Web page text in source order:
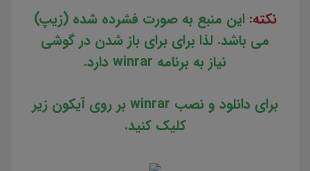
نکته: این منبع به صورت فشرده شده (زیپ)
می باشد. لذا برای برای باز شدن در گوشی
نیاز به برنامه winrar دارد.
برای دانلود و نصب winrar بر روی آیکون زیر
کلیک کنید.